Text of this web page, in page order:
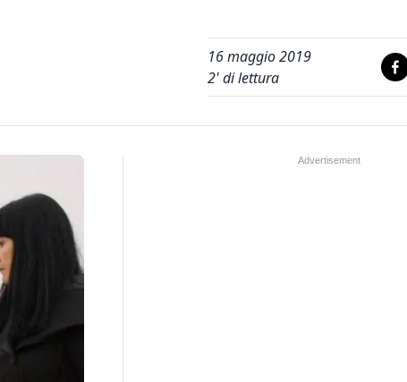
16 maggio 2019
2' di lettura